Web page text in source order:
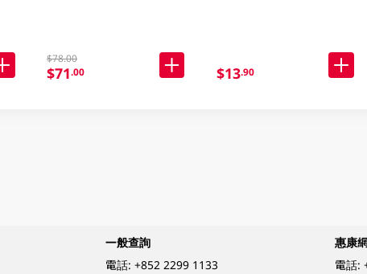
$78.00
$71.00 $13.90
一般查詢
電話: +852 2299 1133
惠康
電話: